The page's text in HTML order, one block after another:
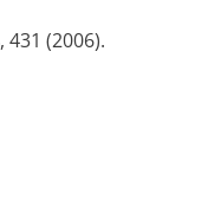
, 431 (2006).